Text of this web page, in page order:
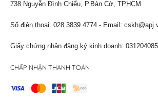
738 Nguyễn Đình Chiểu, P.Bàn Cờ, TPHCM
Số điện thoại: 028 3839 4774 - Email:
Giấy chứng nhận đăng ký kinh doanh:
CHẤP NHẬN THANH TOÁN